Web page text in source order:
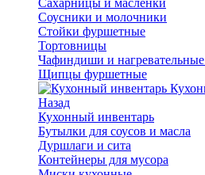
Сахарницы и масленки
Соусники и молочники
Стойки фуршетные
Тортовницы
Чафиндиши и
Щипцы фуршетные
Назад
Кухонный инвентарь
Бутылки для соусов и масла
Дуршлаги и сита
Контейнеры для мусора